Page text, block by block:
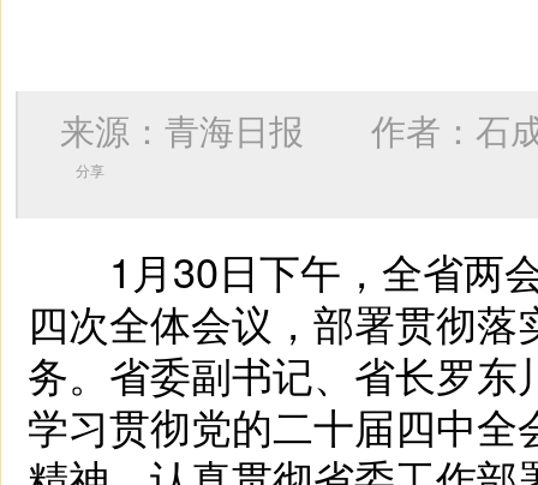
来源：青海日报 作者：石
分享
1月30日下午，全省两会
四次全体会议，部署贯彻
务。省委副书记、省长罗
学习贯彻党的二十届四中